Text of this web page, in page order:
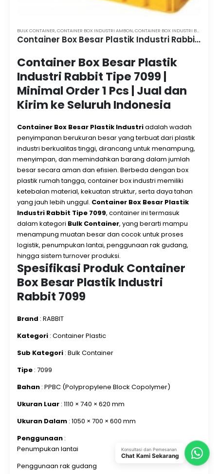
BULK CONTAINER,CONTAINER BOX INDUSTRI AMBON,CONTAINER BOX INDUSTRI BALIKPAPAN
Container Box Besar Plastik Industri Rabbit Tipe 7099
Container Box Besar Plastik
Industri Rabbit Tipe 7099 |
Minimal Order 1 Pcs | Jual dan
Kirim ke Seluruh Indonesia
Container Box Besar Plastik Industriadalah wadah
penyimpanan berukuran besar yang terbuat dari plastik
industri berkualitas tinggi, dirancang untuk menampung,
menyimpan, dan memindahkan barang dalam jumlah
besar secara aman dan efisien. Berbeda dengan box
plastik rumah tangga, container box industri memiliki
ketebalan material, kekuatan struktur, serta daya tahan
yang jauh lebih unggul. Container Box Besar Plastik
Industri Rabbit Tipe 7099, container ini termasuk
dalam kategori Bulk Container, yang berarti mampu
menampung muatan besar dan cocok untuk proses
logistik, penumpukan lantai, penggunaan rak gudang,
hingga sistem turnover produksi.
Spesifikasi Produk Container
Box Besar Plastik Industri
Rabbit 7099
Brand : RABBIT
Kategori: Container Plastic
Sub Kategori: Bulk Container
Tipe: 7099
Bahan: PPBC (Polypropylene Block Copolymer)
Ukuran Luar: 1110 × 740 × 620 mm
Ukuran Dalam: 1050 × 700 × 600 mm
Penggunaan:
Penumpukan lantai
Penggunaan rak gudang
Konsultasi dan Pemesanan
Chat Kami Sekarang